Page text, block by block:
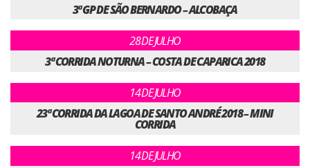
3ª GP DE SÃO BERNARDO – ALCOBAÇA
28 DE JULHO
3ª CORRIDA NOTURNA – COSTA DE CAPARICA 2018
14 DE JULHO
23ª CORRIDA DA LAGOA DE SANTO ANDRÉ 2018 – MINI
CORRIDA
14 DE JULHO